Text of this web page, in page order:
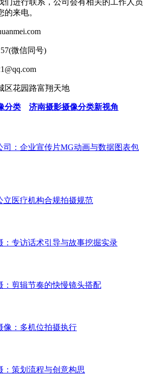
们进行联系，公司会有相关的工作人员
来电。
微信同号)
花园路富翔天地
分类
济南摄影摄像分类新视角
司：企业宣传片MG动画与数据图表包
立医疗机构合规拍摄规范
：专访话术引导与故事挖掘实录
：剪辑节奏的快慢镜头搭配
像：多机位拍摄执行
：策划流程与创意构思